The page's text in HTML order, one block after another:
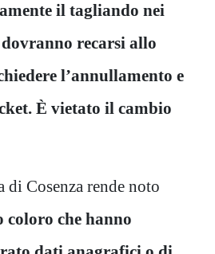
il tagliando nei
recarsi allo
l’annullamento e
È vietato il cambio
di Cosenza rende noto
coloro che hanno